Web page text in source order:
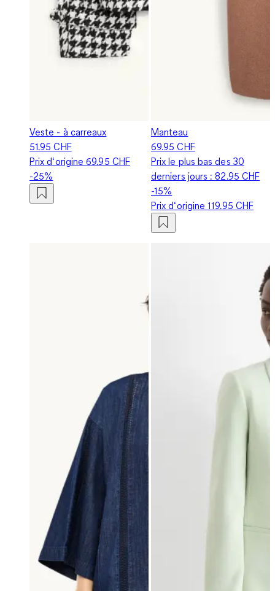
Veste - à carreaux
51.95 CHF
Prix d‘origine69.95 CHF
-25%
Manteau
69.95 CHF
Prix le plus bas des 30
derniers jours :82.95 CHF
-15%
Prix d‘origine119.95 CHF